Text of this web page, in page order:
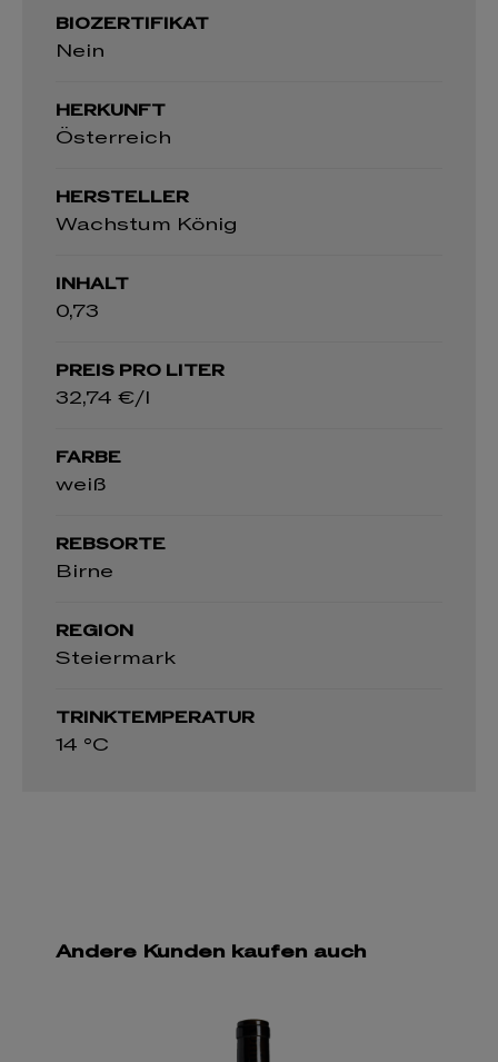
BIOZERTIFIKAT
Nein
HERKUNFT
Österreich
HERSTELLER
Wachstum König
INHALT
0,73
PREIS PRO LITER
32,74 €/l
FARBE
weiß
REBSORTE
Birne
REGION
Steiermark
TRINKTEMPERATUR
14 °C
Andere Kunden kaufen auch